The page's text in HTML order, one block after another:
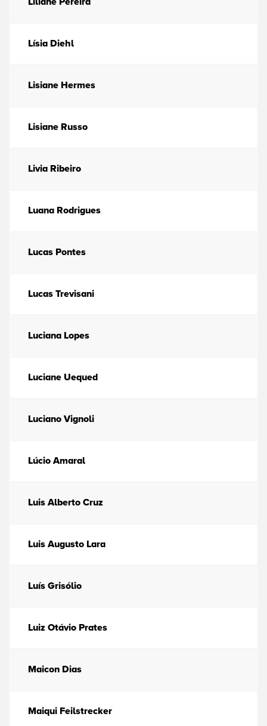
Lísia Diehl
Lisiane Hermes
Lisiane Russo
Livia Ribeiro
Luana Rodrigues
Lucas Pontes
Lucas Trevisani
Luciana Lopes
Luciane Uequed
Luciano Vignoli
Lúcio Amaral
Luis Alberto Cruz
Luis Augusto Lara
Luís Grisólio
Luiz Otávio Prates
Maicon Dias
Maiqui Feilstrecker